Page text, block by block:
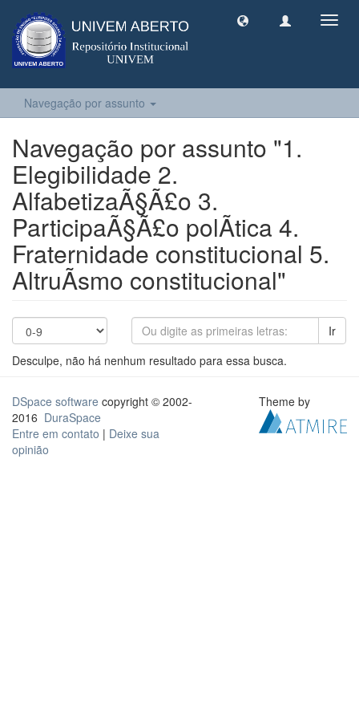
Navegação por assunto
Navegação por assunto "1.
Elegibilidade 2.
AlfabetizaÃ§Ã£o 3.
ParticipaÃ§Ã£o polÃ­tica 4.
Fraternidade constitucional 5.
AltruÃ­smo constitucional"
Ir
Desculpe, não há nenhum resultado para essa busca.
DSpace software copyright © 2002-
2016 DuraSpace
Entre em contato | Deixe sua
opinião
Theme by